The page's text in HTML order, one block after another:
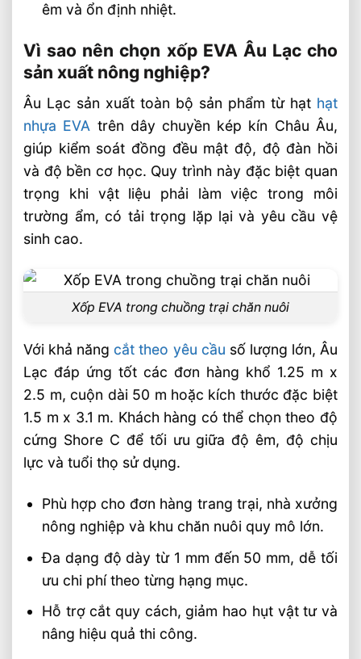
êm và ổn định nhiệt.
Vì sao nên chọn xốp EVA Âu Lạc cho
sản xuất nông nghiệp?
Âu Lạc sản xuất toàn bộ sản phẩm từ hạt hạt
nhựa EVA trên dây chuyền kép kín Châu Âu,
giúp kiểm soát đồng đều mật độ, độ đàn hồi
và độ bền cơ học. Quy trình này đặc biệt quan
trọng khi vật liệu phải làm việc trong môi
trường ẩm, có tải trọng lặp lại và yêu cầu vệ
sinh cao.
Xốp EVA trong chuồng trại chăn nuôi
Với khả năngcắt theo yêu cầu số lượng lớn, Âu
Lạc đáp ứng tốt các đơn hàng khổ 1.25 m x
2.5 m, cuộn dài 50 m hoặc kích thước đặc biệt
1.5 m x 3.1 m. Khách hàng có thể chọn theo độ
cứng Shore C để tối ưu giữa độ êm, độ chịu
lực và tuổi thọ sử dụng.
Phù hợp cho đơn hàng trang trại, nhà xưởng
nông nghiệp và khu chăn nuôi quy mô lớn.
Đa dạng độ dày từ 1 mm đến 50 mm, dễ tối
ưu chi phí theo từng hạng mục.
Hỗ trợ cắt quy cách, giảm hao hụt vật tư và
nâng hiệu quả thi công.